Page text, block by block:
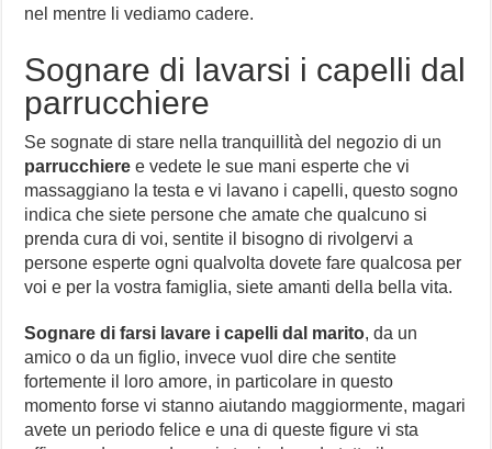
nel mentre li vediamo cadere.
Sognare di lavarsi i capelli dal
parrucchiere
Se sognate di stare nella tranquillità del negozio di un
parrucchiere e vedete le sue mani esperte che vi
massaggiano la testa e vi lavano i capelli, questo sogno
indica che siete persone che amate che qualcuno si
prenda cura di voi, sentite il bisogno di rivolgervi a
persone esperte ogni qualvolta dovete fare qualcosa per
voi e per la vostra famiglia, siete amanti della bella vita.
Sognare di farsi lavare i capelli dal marito, da un
amico o da un figlio, invece vuol dire che sentite
fortemente il loro amore, in particolare in questo
momento forse vi stanno aiutando maggiormente, magari
avete un periodo felice e una di queste figure vi sta